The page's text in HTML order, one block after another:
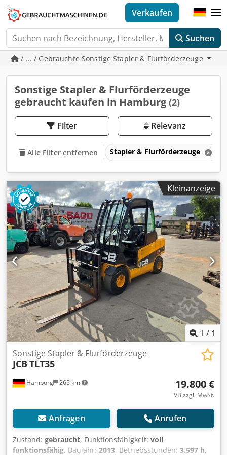
Suchen
Verkaufen
/ ... / Gebrauchte Sonstige Stapler & Flurförderzeuge
Sonstige Stapler & Flurförderzeuge
gebraucht kaufen in Hamburg (2)
Filter Relevanz
Alle Filter entfernen Stapler & Flurförderzeuge
Kleinanzeige
1 / 1
Hamburg 265 km
Sonstige Stapler & Flurförderzeuge
JCB TLT35
19.800 €
VB zzgl. MwSt.
Anfragen Anrufen
Zustand: gebraucht, Funktionsfähigkeit: voll
funktionsfähig, Baujahr: 2013, Betriebsstunden: 3.597 h,